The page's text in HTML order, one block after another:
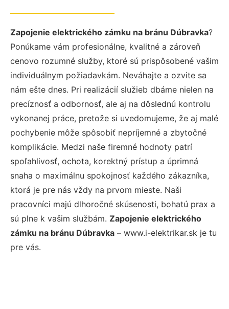
Zapojenie elektrického zámku na bránu Dúbravka?
Ponúkame vám profesionálne, kvalitné a zároveň
cenovo rozumné služby, ktoré sú prispôsobené vašim
individuálnym požiadavkám. Neváhajte a ozvite sa
nám ešte dnes. Pri realizácií služieb dbáme nielen na
precíznosť a odbornosť, ale aj na dôslednú kontrolu
vykonanej práce, pretože si uvedomujeme, že aj malé
pochybenie môže spôsobiť nepríjemné a zbytočné
komplikácie. Medzi naše firemné hodnoty patrí
spoľahlivosť, ochota, korektný prístup a úprimná
snaha o maximálnu spokojnosť každého zákazníka,
ktorá je pre nás vždy na prvom mieste. Naši
pracovníci majú dlhoročné skúsenosti, bohatú prax a
sú plne k vašim službám. Zapojenie elektrického
zámku na bránu Dúbravka – www.i-elektrikar.sk je tu
pre vás.